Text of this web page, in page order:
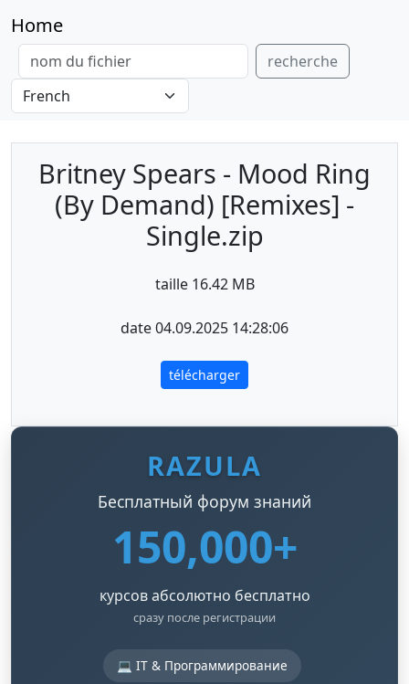
Home
recherche
Britney Spears - Mood Ring
(By Demand) [Remixes] -
Single.zip
taille 16.42 MB
date 04.09.2025 14:28:06
télécharger
RAZULA
Бесплатный форум знаний
150,000+
курсов абсолютно бесплатно
сразу после регистрации
💻 IT & Программирование